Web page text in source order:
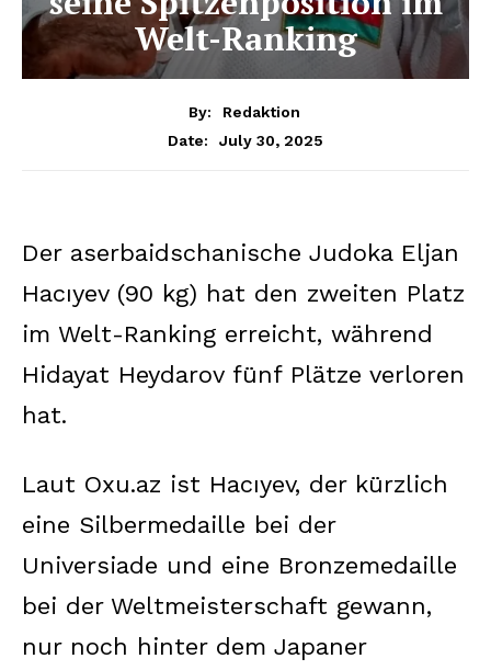
Welt-Ranking
By:
Redaktion
Date:
July 30, 2025
Der aserbaidschanische Judoka Eljan
Hacıyev (90 kg) hat den zweiten Platz
im Welt-Ranking erreicht, während
Hidayat Heydarov fünf Plätze verloren
hat.
Laut Oxu.az ist Hacıyev, der kürzlich
eine Silbermedaille bei der
Universiade und eine Bronzemedaille
bei der Weltmeisterschaft gewann,
nur noch hinter dem Japaner